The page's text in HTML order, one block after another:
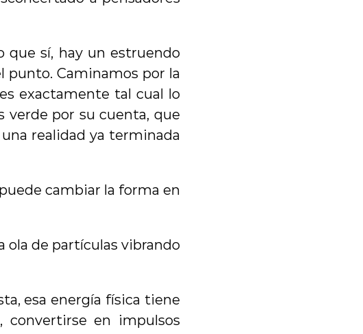
sí, hay un estruendo
punto. Caminamos por la
exactamente tal cual lo
verde por su cuenta, que
realidad ya terminada
cambiar la forma en
ola de partículas vibrando
esa energía física tiene
en impulsos